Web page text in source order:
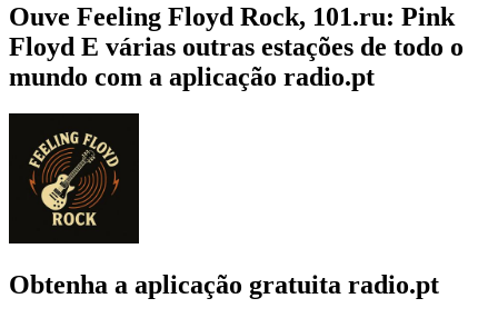
Ouve Feeling Floyd Rock, 101.ru: Pink
Floyd E várias outras estações de todo o
mundo com a aplicação radio.pt
Obtenha a aplicação gratuita radio.pt